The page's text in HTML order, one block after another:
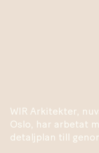
WIR Arkitekter,
Oslo, har arbetat
detaljplan till